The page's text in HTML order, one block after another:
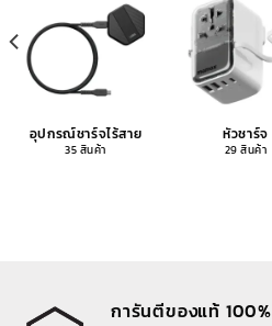
อุปกรณ์ชาร์จไร้สาย
35 สินค้า
หัวชาร์จ
29 สินค้า
การันตีของแท้ 100%